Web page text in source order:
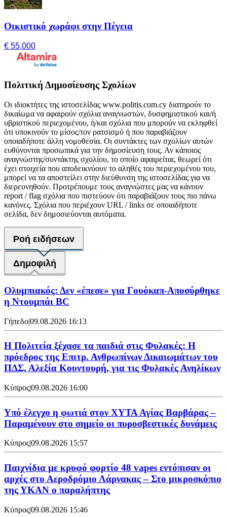
Οικιστικό χωράφι στην Πέγεια
€ 55,000
Πολιτική Δημοσίευσης Σχολίων
Οι ιδιοκτήτες της ιστοσελίδας www.politis.com.cy διατηρούν το
δικαίωμα να αφαιρούν σχόλια αναγνωστών, δυσφημιστικού και/ή
υβριστικού περιεχομένου, ή/και σχόλια που μπορούν να εκληφθεί
ότι υποκινούν το μίσος/τον ρατσισμό ή που παραβιάζουν
οποιαδήποτε άλλη νομοθεσία. Οι συντάκτες των σχολίων αυτών
ευθύνονται προσωπικά για την δημοσίευση τους. Αν κάποιος
αναγνώστης/συντάκτης σχολίου, το οποίο αφαιρείται, θεωρεί ότι
έχει στοιχεία που αποδεικνύουν το αληθές του περιεχομένου του,
μπορεί να τα αποστείλει στην διεύθυνση της ιστοσελίδας για να
διερευνηθούν. Προτρέπουμε τους αναγνώστες μας να κάνουν
report / flag σχόλια που πιστεύουν ότι παραβιάζουν τους πιο πάνω
κανόνες. Σχόλια που περιέχουν URL / links σε οποιαδήποτε
σελίδα, δεν δημοσιεύονται αυτόματα.
Ροή ειδήσεων
Δημοφιλή
Ολυμπιακός: Δεν «έπεσε» για Γουόκαπ-Αποσύρθηκε
η Ντουμπάι BC
Γήπεδο|09.08.2026 16:13
Η Πολιτεία ξέχασε τα παιδιά στις Φυλακές: Η
πρόεδρος της Επιτρ. Ανθρωπίνων Δικαιωμάτων του
ΠΔΣ, Αλεξία Κουντουρή, για τις Φυλακές Ανηλίκων
Κύπρος|09.08.2026 16:00
Υπό έλεγχο η φωτιά στον ΧΥΤΑ Αγίας Βαρβάρας –
Παραμένουν στο σημείο οι πυροσβεστικές δυνάμεις
Κύπρος|09.08.2026 15:57
Παιχνίδια με κρυφό φορτίο 48 vapes εντόπισαν οι
αρχές στο Αεροδρόμιο Λάρνακας – Στο μικροσκόπιο
της ΥΚΑΝ ο παραλήπτης
Κύπρος|09.08.2026 15:46